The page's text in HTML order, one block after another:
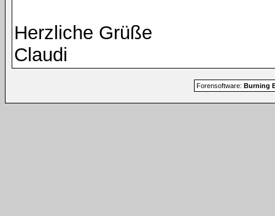
Herzliche Grüße
Claudi
Forensoftware: Burning